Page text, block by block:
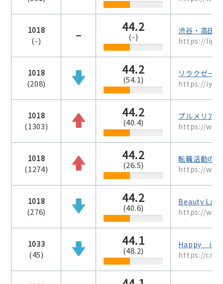
1018
(-)
44.2
(-)
渋谷・高田
https://
1018
(208)
44.2
(54.1)
リラクゼー
https://
1018
(1303)
44.2
(40.4)
プルメリア
https://
1018
(1274)
44.2
(26.5)
転職活動の
https://
1018
(276)
44.2
(40.6)
Beauty
https://
1033
(45)
44.1
(48.2)
Happy
https://